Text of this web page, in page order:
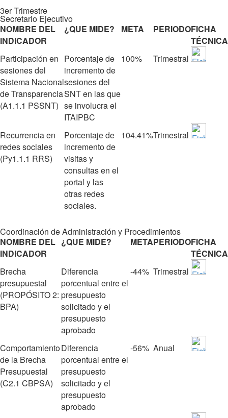
3er Trimestre
Secretario Ejecutivo
NOMBRE DEL
INDICADOR
¿QUE MIDE? META PERIODOFICHA
TÉCNICA
Participación en
sesiones del
Sistema Nacional
de Transparencia
(A1.1.1 PSSNT)
Porcentaje de
incremento de
sesiones del
SNT en las que
se involucra el
ITAIPBC
100% Trimestral
Recurrencia en
redes sociales
(Py1.1.1 RRS)
Porcentaje de
incremento de
visitas y
consultas en el
portal y las
otras redes
sociales.
104.41%Trimestral
Coordinación de Administración y Procedimientos
NOMBRE DEL
INDICADOR
¿QUE MIDE? METAPERIODOFICHA
TÉCNICA
Brecha
presupuestal
(PROPÓSITO 2:
BPA)
Diferencia
porcentual entre el
presupuesto
solicitado y el
presupuesto
aprobado
‐44% Trimestral
Comportamiento
de la Brecha
Presupuestal
(C2.1 CBPSA)
Diferencia
porcentual entre el
presupuesto
solicitado y el
presupuesto
aprobado
‐56% Anual